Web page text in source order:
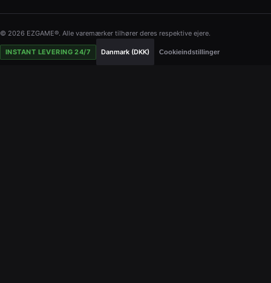
© 2026 EZGAME®. Alle varemærker tilhører deres respektive ejere.
INSTANT LEVERING 24/7 Danmark (DKK) Cookieindstillinger